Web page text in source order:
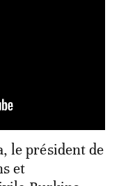
le président de
et